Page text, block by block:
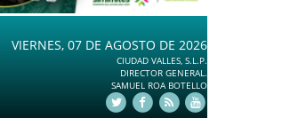
VIERNES, 07 DE AGOSTO DE 2026
CIUDAD VALLES, S.L.P.
DIRECTOR GENERAL.
SAMUEL ROA BOTELLO